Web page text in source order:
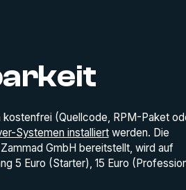
(Quellcode, RPM-Paket
Systemen installiertwerden. Die
GmbH bereitstellt, wird auf
5 Euro (Starter), 15 Euro